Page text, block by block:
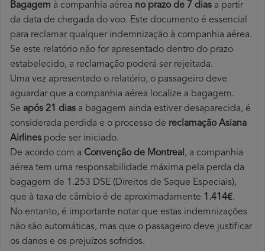
Bagagem à companhia aérea no prazo de 7 dias a partir
da data de chegada do voo. Este documento é essencial
para reclamar qualquer indemnização à companhia aérea.
Se este relatório não for apresentado dentro do prazo
estabelecido, a reclamação poderá ser rejeitada.
Uma vez apresentado o relatório, o passageiro deve
aguardar que a companhia aérea localize a bagagem.
Se após 21 dias a bagagem ainda estiver desaparecida, é
considerada perdida e o processo de reclamação Asiana
Airlines pode ser iniciado.
De acordo com a Convenção de Montreal, a companhia
aérea tem uma responsabilidade máxima pela perda da
bagagem de 1.253 DSE (Direitos de Saque Especiais),
que à taxa de câmbio é de aproximadamente 1.414€.
No entanto, é importante notar que estas indemnizações
não são automáticas, mas que o passageiro deve justificar
os danos e os prejuízos sofridos.